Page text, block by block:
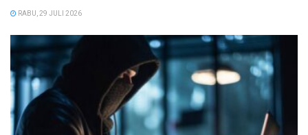
RABU, 29 JULI 2026